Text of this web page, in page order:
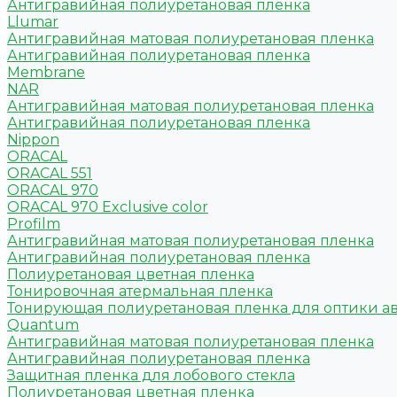
Антигравийная полиуретановая пленка
Llumar
Антигравийная матовая полиуретановая пленка
Антигравийная полиуретановая пленка
Membrane
NAR
Антигравийная матовая полиуретановая пленка
Антигравийная полиуретановая пленка
Nippon
ORACAL
ORACAL 551
ORACAL 970
ORACAL 970 Exclusive color
Profilm
Антигравийная матовая полиуретановая пленка
Антигравийная полиуретановая пленка
Полиуретановая цветная пленка
Тонировочная атермальная пленка
Тонирующая полиуретановая пленка для оптики
Quantum
Антигравийная матовая полиуретановая пленка
Антигравийная полиуретановая пленка
Защитная пленка для лобового стекла
Полиуретановая цветная пленка